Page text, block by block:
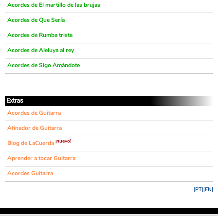
Acordes de El martillo de las brujas
Acordes de Que Sería
Acordes de Rumba triste
Acordes de Aleluya al rey
Acordes de Sigo Amándote
Extras
Acordes de Guitarra
Afinador de Guitarra
Blog de LaCuerda ¡nuevo!
Aprender a tocar Guitarra
Acordes Guitarra
[EN]
[PT]